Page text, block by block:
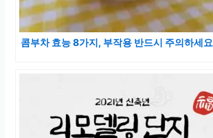
콤부차 효능 8가지, 부작용 반드시 주의하세요